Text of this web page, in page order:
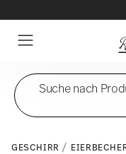
☀️ Summer
Suche nach
GESCHIRR